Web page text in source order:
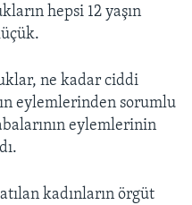
hepsi 12 yaşın
ne kadar ciddi
eylemlerinden sorumlu
eylemlerinin
kadınların örgüt